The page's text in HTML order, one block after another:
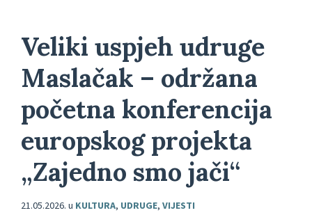
Veliki uspjeh udruge
Maslačak – održana
početna konferencija
europskog projekta
„Zajedno smo jači“
21.05.2026. u KULTURA, UDRUGE, VIJESTI